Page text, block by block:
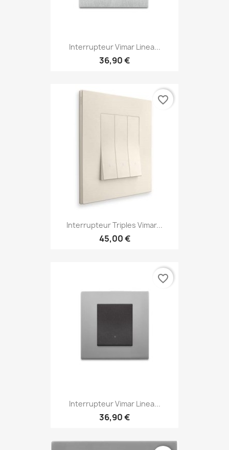
Interrupteur Vimar Linea...
36,90 €
Interrupteur Triples Vimar...
45,00 €
favorite_border
Interrupteur Vimar Linea...
36,90 €
favorite_border